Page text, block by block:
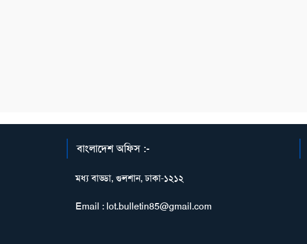
বাংলাদেশ অফিস :-
মধ্য বাড্ডা, গুলশান, ঢাকা-১২১২
Email : lot.bulletin85@gmail.com